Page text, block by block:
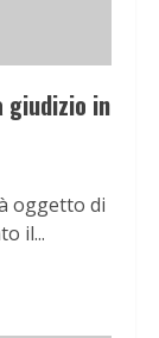
giudizio in
oggetto di
il...